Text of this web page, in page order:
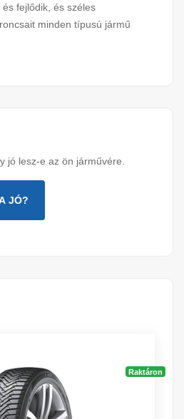
fejlődik, és széles
minden típusú jármű
jó lesz-e az ön járművére.
JÓ?
Raktáron